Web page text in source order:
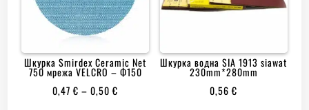
Шкурка Smirdex Ceramic Net
750 мрежа VELCRO – Ф150
0,47€ – 0,50€
Шкурка водна SIA 1913 siawat
230mm*280mm
0,56€